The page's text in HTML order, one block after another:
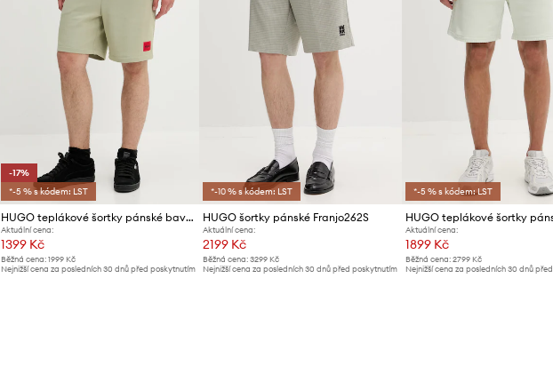
-17%
*-5 % s kódem: LST
HUGO teplákové šortky pánské bavlněné Diz222
Aktuální cena:
1399 Kč
Běžná cena:1999 Kč
Nejnižší cena za posledních 30 dnů před poskytnutím
*-10 % s kódem: LST
HUGO šortky pánské Franjo262S
Aktuální cena:
2199 Kč
Běžná cena: 3299 Kč
Nejnižší cena za posledních 30 dnů před poskytnutím
*-5 % s kódem: LST
Aktuální cena:
1899 Kč
Běžná cena: 2799 Kč
Nejnižší cena za posledních 30 dnů